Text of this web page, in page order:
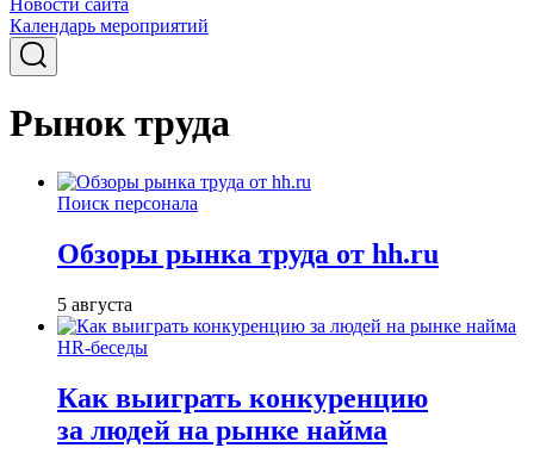
Новости сайта
Календарь мероприятий
Рынок труда
Поиск персонала
Обзоры рынка труда от hh.ru
5 августа
HR-беседы
Как выиграть конкуренцию
за людей на рынке найма